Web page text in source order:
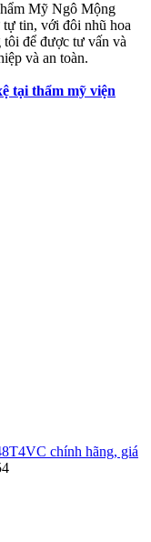
Mỹ Ngô Mộng
tin, với đôi nhũ hoa
để được tư vấn và
và an toàn.
tại thẩm mỹ viện
chính hãng, giá